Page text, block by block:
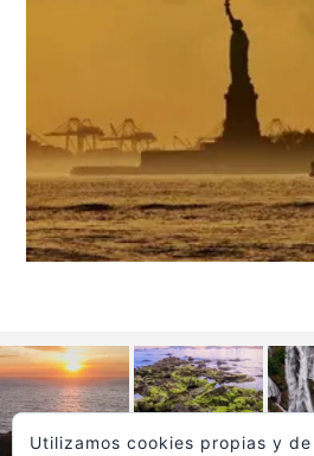
Utilizamos cookies propias y